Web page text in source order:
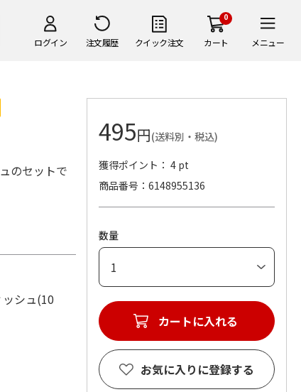
ログイン 注文履歴 クイック注文
0
カート メニュー
のセットで
シュ(10
495円(送料別・税込)
獲得ポイント： 4 pt
商品番号
6148955136
数量
カートに入れる
お気に入りに登録する